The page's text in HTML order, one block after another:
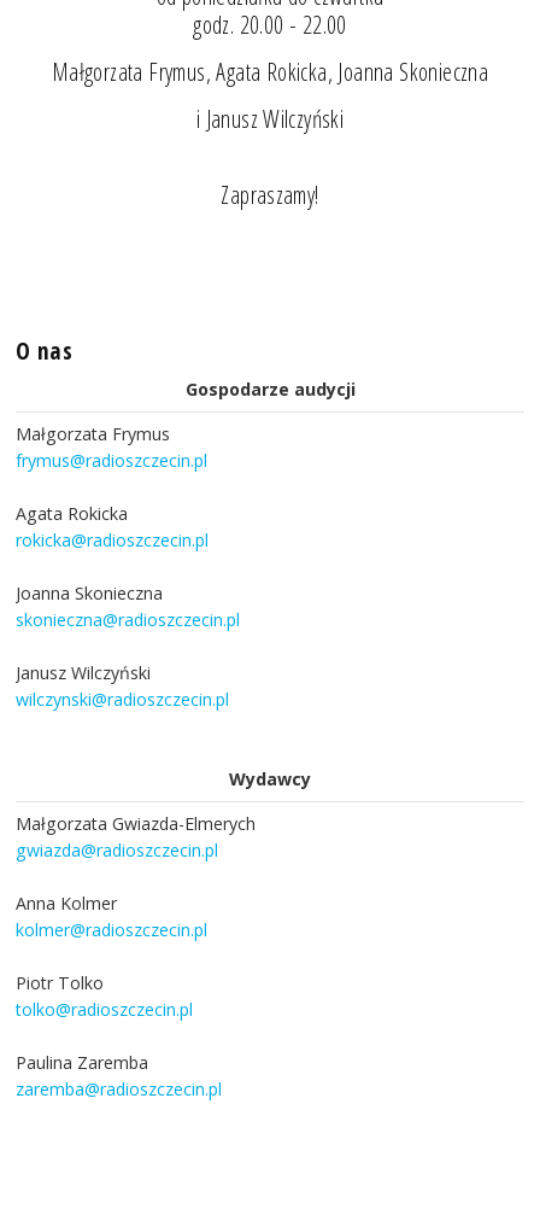
godz. 20.00 - 22.00
Małgorzata Frymus, Agata Rokicka, Joanna Skonieczna
i Janusz Wilczyński
Zapraszamy!
O nas
Gospodarze audycji
Małgorzata Frymus
frymus@radioszczecin.pl
Agata Rokicka
rokicka@radioszczecin.pl
Joanna Skonieczna
skonieczna@radioszczecin.pl
Janusz Wilczyński
wilczynski@radioszczecin.pl
Wydawcy
Małgorzata Gwiazda-Elmerych
gwiazda@radioszczecin.pl
Anna Kolmer
kolmer@radioszczecin.pl
Piotr Tolko
tolko@radioszczecin.pl
Paulina Zaremba
zaremba@radioszczecin.pl